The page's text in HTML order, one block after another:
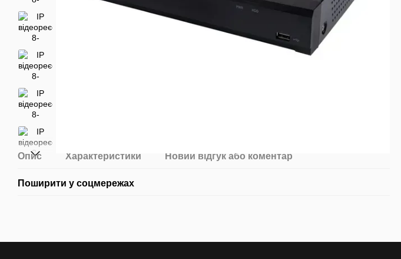
Опис Характеристики Новий відгук або коментар
Поширити у соцмережах